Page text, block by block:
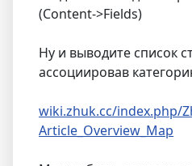
(Content->Fields)
Ну и выводите список
ассоциировав
wiki.zhuk.cc/index.php/
Article_Overview_Map